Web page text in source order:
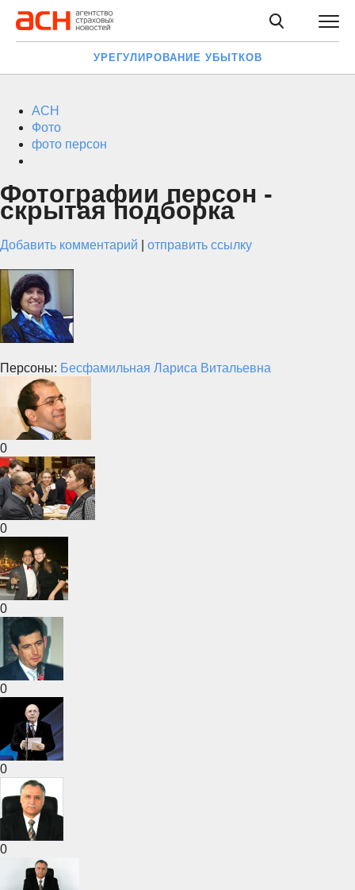
УРЕГУЛИРОВАНИЕ УБЫТКОВ
АСН
Фото
фото персон
Фотографии персон -
скрытая подборка
Добавить комментарий отправить ссылку
Персоны: Бесфамильная Лариса Витальевна
0
0
0
0
0
0